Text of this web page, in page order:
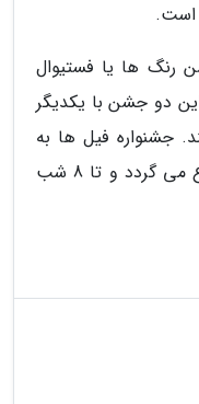
است.
رنگ ها یا فستیوال
دو جشن با یکدیگر
جشنواره فیل ها به
طور کلی در ساعت 4 بعدازظهر شروع می گردد و تا 8 شب